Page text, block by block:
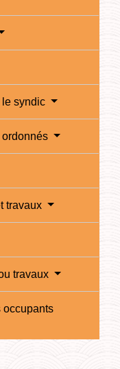
le syndic
ordonnés
travaux
travaux
occupants